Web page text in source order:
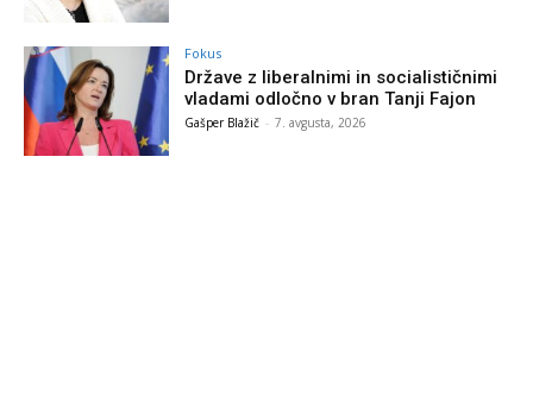
Fokus
Države z liberalnimi in socialističnimi
vladami odločno v bran Tanji Fajon
Gašper Blažič - 7. avgusta, 2026